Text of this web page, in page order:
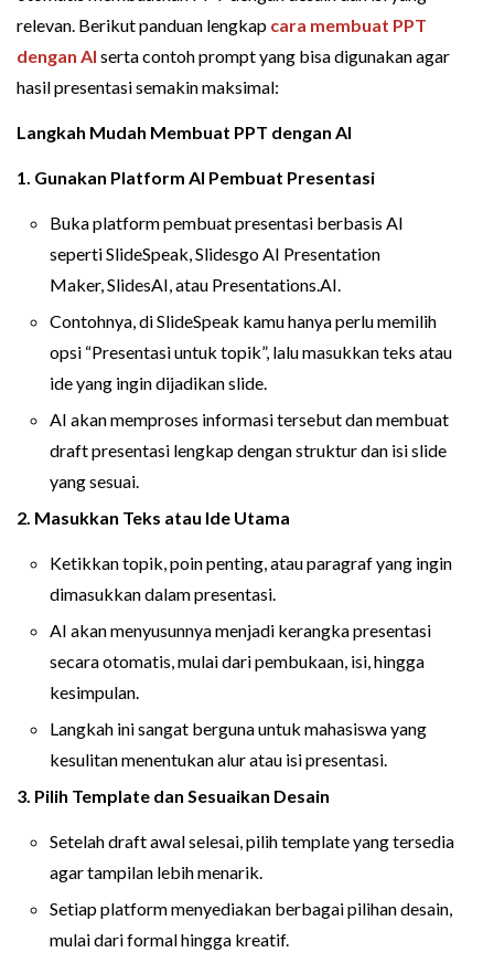
relevan. Berikut panduan lengkap cara membuat PPT
dengan AI serta contoh prompt yang bisa digunakan agar
hasil presentasi semakin maksimal:
Langkah Mudah Membuat PPT dengan AI
1. Gunakan Platform AI Pembuat Presentasi
Buka platform pembuat presentasi berbasis AI
seperti SlideSpeak, Slidesgo AI Presentation
Maker, SlidesAI, atau Presentations.AI.
Contohnya, di SlideSpeak kamu hanya perlu memilih
opsi “Presentasi untuk topik”, lalu masukkan teks atau
ide yang ingin dijadikan slide.
AI akan memproses informasi tersebut dan membuat
draft presentasi lengkap dengan struktur dan isi slide
yang sesuai.
2. Masukkan Teks atau Ide Utama
Ketikkan topik, poin penting, atau paragraf yang ingin
dimasukkan dalam presentasi.
AI akan menyusunnya menjadi kerangka presentasi
secara otomatis, mulai dari pembukaan, isi, hingga
kesimpulan.
Langkah ini sangat berguna untuk mahasiswa yang
kesulitan menentukan alur atau isi presentasi.
3. Pilih Template dan Sesuaikan Desain
Setelah draft awal selesai, pilih template yang tersedia
agar tampilan lebih menarik.
Setiap platform menyediakan berbagai pilihan desain,
mulai dari formal hingga kreatif.